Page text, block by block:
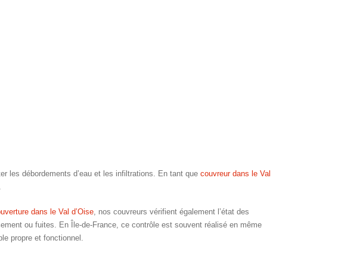
les débordements d’eau et les infiltrations. En tant que couvreur dans le Val
dans le Val d’Oise , nos couvreurs vérifient également l’état des
ou fuites. En Île-de-France, ce contrôle est souvent réalisé en même
propre et fonctionnel.